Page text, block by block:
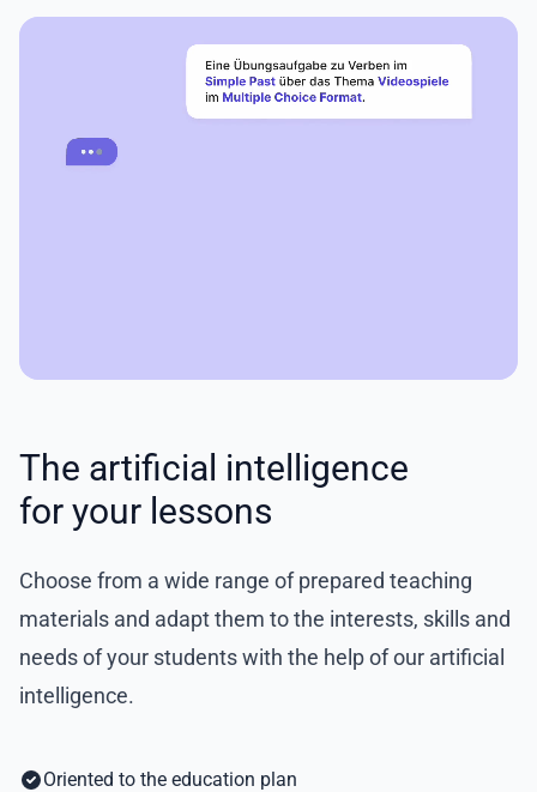
The artificial intelligence
for your lessons
Choose from a wide range of prepared teaching
materials and adapt them to the interests, skills and
needs of your students with the help of our artificial
intelligence.
Oriented to the education plan